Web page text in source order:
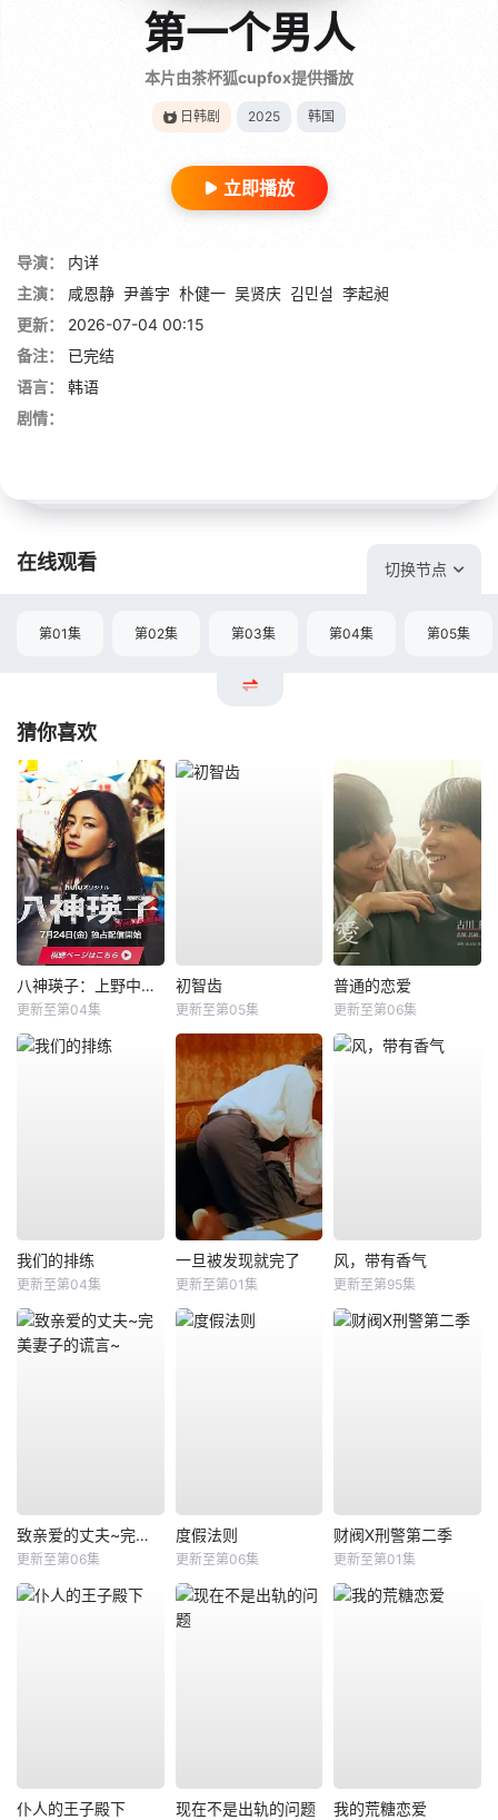
第一个男人
本片由茶杯狐cupfox提供播放
日韩剧 2025 韩国
立即播放
导演：
内详
主演：
咸恩静 尹善宇 朴健一 吴贤庆 김민설 李起昶
更新：
2026-07-04 00:15
备注：
已完结
语言：
韩语
剧情：
在线观看 切换节点
第01集 第02集 第03集 第04集 第05集
猜你喜欢
八神瑛子：上野中央署组织犯罪对策课
更新至第04集
初智齿
更新至第05集
普通的恋爱
更新至第06集
我们的排练
更新至第04集
一旦被发现就完了
更新至第01集
风，带有香气
更新至第95集
致亲爱的丈夫~完美妻子的谎言~
更新至第06集
度假法则
更新至第06集
财阀X刑警第二季
更新至第01集
仆人的王子殿下 现在不是出轨的问题 我的荒糖恋爱